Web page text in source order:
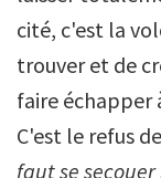
cité, c'est la
trouver et de
faire échapper
C'est le refus
faut se secouer